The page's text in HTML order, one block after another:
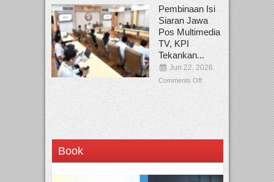
Pembinaan Isi
Siaran Jawa
Pos Multimedia
TV, KPI
Tekankan...
Jun 22, 2026
Comments Off
Book